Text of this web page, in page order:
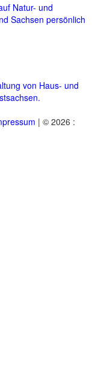
Natur- und
Sachsen persönlich
von Haus- und
| © 2026 :